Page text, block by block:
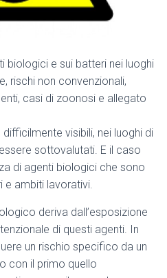
biologici e sui batteri nei luoghi
rischi non convenzionali,
casi di zoonosi e allegato
visibili, nei luoghi di
sottovalutati. E il caso
di agenti biologici che sono
e ambiti lavorativi.
deriva dall’esposizione
di questi agenti. In
un rischio specifico da un
con il primo quello